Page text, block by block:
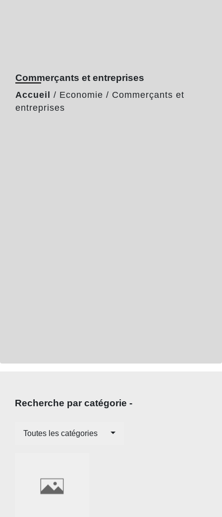
Commerçants et entreprises
Accueil / Economie / Commerçants et
entreprises
Recherche par catégorie -
Toutes les catégories